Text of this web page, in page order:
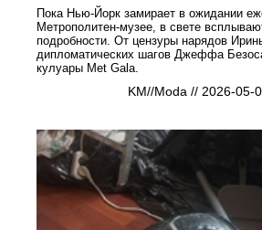
Пока Нью-Йорк замирает в ожидании
Метрополитен-музее, в свете
подробности. От цензуры нарядов
дипломатических шагов Джеффа
кулуары Met Gala.
KM//Moda // 2026-05-